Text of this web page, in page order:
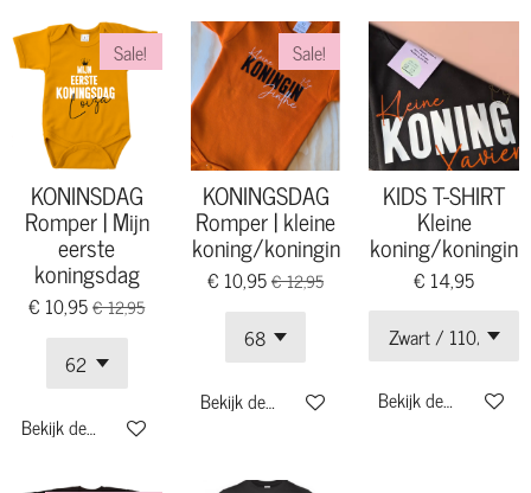
Sale!
KONINSDAG
Romper | Mijn
eerste
koningsdag
€ 10,95€ 12,95
Bekijk details
Sale!
KONINGSDAG
Romper | kleine
koning/koningin
€ 10,95€ 12,95
Bekijk details
KIDS T-SHIRT
Kleine
koning/koningin
€ 14,95
Bekijk details